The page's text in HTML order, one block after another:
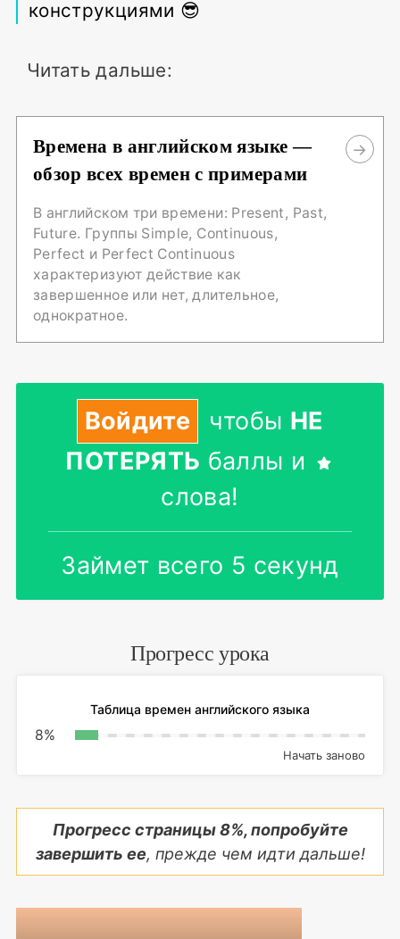
конструкциями 😎
Читать дальше:
Времена в английском языке —
обзор всех времен с примерами
В английском три времени: Present, Past,
Future. Группы Simple, Continuous,
Perfect и Perfect Continuous
характеризуют действие как
завершенное или нет, длительное,
однократное.
Войдите чтобы НЕ
ПОТЕРЯТЬ баллы и
слова!
Займет всего 5 секунд
Прогресс урока
Таблица времен английского языка
8%
Начать заново
Прогресс страницы8%, попробуйте
завершить ее, прежде чем идти дальше!